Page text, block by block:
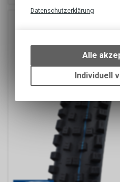
Datenschutzerklärung
bestimmte
um die
Funktionen
des
dass die
keinerlei
zulassen.
Alle
Individuell